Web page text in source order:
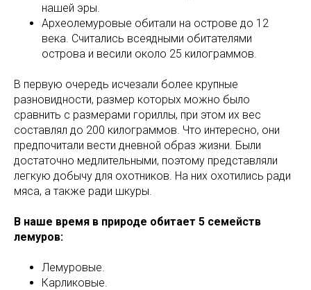
нашей эры.
Археолемуровые обитали на острове до 12
века. Считались всеядными обитателями
острова и весили около 25 килограммов.
В первую очередь исчезали более крупные
разновидности, размер которых можно было
сравнить с размерами гориллы, при этом их вес
составлял до 200 килограммов. Что интересно, они
предпочитали вести дневной образ жизни. Были
достаточно медлительными, поэтому представляли
легкую добычу для охотников. На них охотились ради
мяса, а также ради шкуры.
В наше время в природе обитает 5 семейств
лемуров:
Лемуровые.
Карликовые.